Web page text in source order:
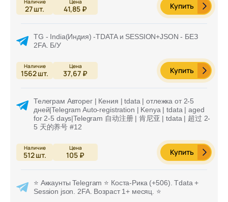
27шт. 41,85 ₽ Купить
TG - India(Индия) -TDATA и SESSION+JSON - БЕЗ
2FA. Б/У
1562шт. 37,67 ₽ Купить
Телеграм Авторег | Кения | tdata | отлежка от 2-5
дней|Telegram Auto-registration | Kenya | tdata | aged
for 2-5 days|Telegram 自动注册 | 肯尼亚 | tdata | 超过 2-
5 天的养号 #12
512шт. 105 ₽ Купить
⭐ Аккаунты Telegram ⭐ Коста-Рика (+506). Tdata +
Session json. 2FA. Возраст 1+ месяц. ⭐